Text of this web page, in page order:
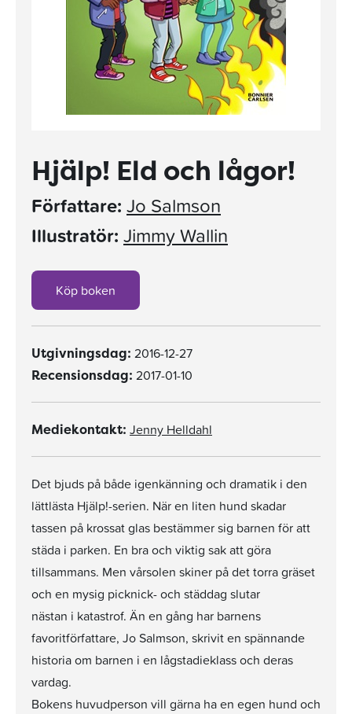
Hjälp! Eld och lågor!
Författare: Jo Salmson
Illustratör: Jimmy Wallin
Köp boken
Utgivningsdag: 2016-12-27
Recensionsdag: 2017-01-10
Mediekontakt: Jenny Helldahl
Det bjuds på både igenkänning och dramatik i den
lättlästa Hjälp!-serien. När en liten hund skadar
tassen på krossat glas bestämmer sig barnen för att
städa i parken. En bra och viktig sak att göra
tillsammans. Men vårsolen skiner på det torra gräset
och en mysig picknick- och städdag slutar
nästan i katastrof. Än en gång har barnens
favoritförfattare, Jo Salmson, skrivit en spännande
historia om barnen i en lågstadieklass och deras
vardag.
Bokens huvudperson vill gärna ha en egen hund och